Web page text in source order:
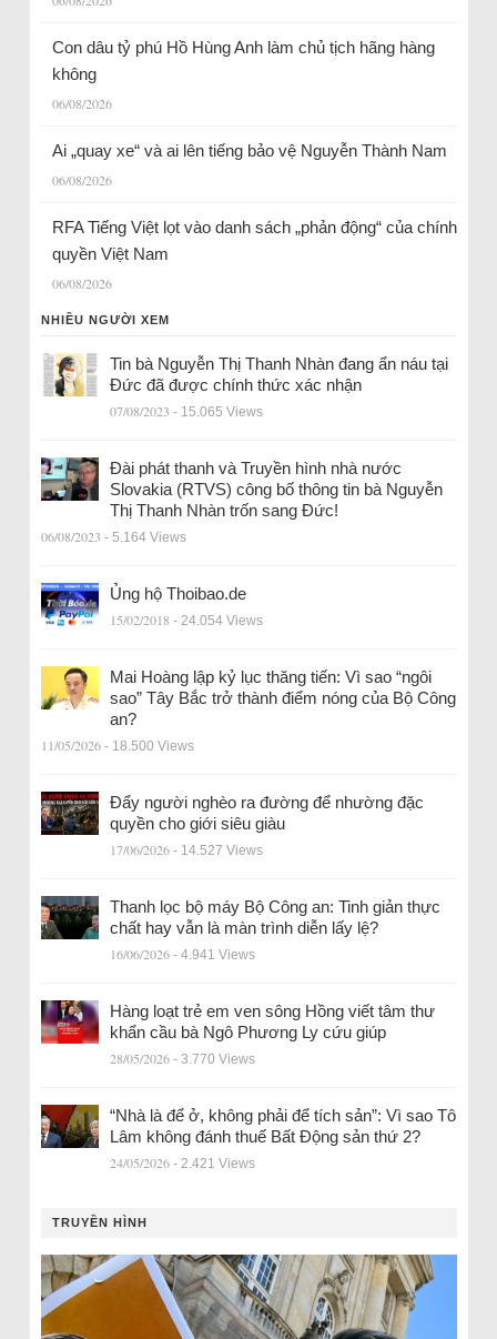
Con dâu tỷ phú Hồ Hùng Anh làm chủ tịch hãng hàng
không
06/08/2026
Ai „quay xe“ và ai lên tiếng bảo vệ Nguyễn Thành Nam
06/08/2026
RFA Tiếng Việt lọt vào danh sách „phản động“ của chính
quyền Việt Nam
06/08/2026
NHIỀU NGƯỜI XEM
Tin bà Nguyễn Thị Thanh Nhàn đang ẩn náu tại
Đức đã được chính thức xác nhận
07/08/2023 - 15.065 Views
Đài phát thanh và Truyền hình nhà nước
Slovakia (RTVS) công bố thông tin bà Nguyễn
Thị Thanh Nhàn trốn sang Đức!
06/08/2023 - 5.164 Views
Ủng hộ Thoibao.de
15/02/2018 - 24.054 Views
Mai Hoàng lập kỷ lục thăng tiến: Vì sao “ngôi
sao” Tây Bắc trở thành điểm nóng của Bộ Công
an?
11/05/2026 - 18.500 Views
Đẩy người nghèo ra đường để nhường đặc
quyền cho giới siêu giàu
17/06/2026 - 14.527 Views
Thanh lọc bộ máy Bộ Công an: Tinh giản thực
chất hay vẫn là màn trình diễn lấy lệ?
16/06/2026 - 4.941 Views
Hàng loạt trẻ em ven sông Hồng viết tâm thư
khẩn cầu bà Ngô Phương Ly cứu giúp
28/05/2026 - 3.770 Views
“Nhà là để ở, không phải để tích sản”: Vì sao Tô
Lâm không đánh thuế Bất Động sản thứ 2?
24/05/2026 - 2.421 Views
TRUYỀN HÌNH